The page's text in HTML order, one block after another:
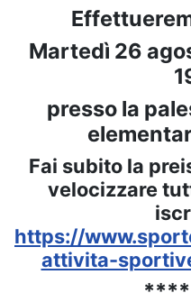
Martedì 26
presso la
Fai subito la
velocizzare
https://
attivita-